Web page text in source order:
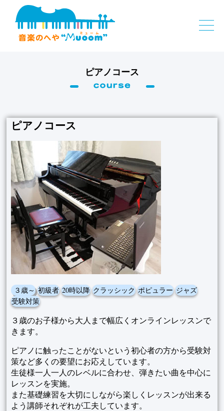
ピアノコース
ピアノコース
３歳～ 初級者 20時以降 クラッシック ポピュラー ジャズ
受験対策
３歳のお子様から大人まで幅広くオンラインレッスンで
きます。
ピアノに触ったことがないという初心者の方から受験対
策など多くの要望にお応えしています。
生徒様一人一人のレベルに合わせ、弾きたい曲を中心に
レッスンを実施。
また基礎練習を大切にしながら楽しくレッスンが出来る
よう講師それぞれが工夫しています。